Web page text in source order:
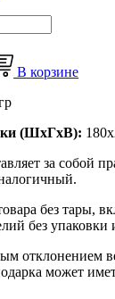
В корзине
(ШхГхВ):
за собой
без тары,
без упаковки
отклонением
может